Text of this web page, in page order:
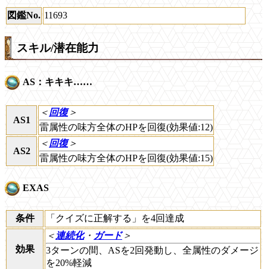
図鑑No. 11693
スキル/潜在能力
AS：キキキ……
AS1
＜回復＞
雷属性の味方全体のHPを回復(効果値:12)
AS2
＜回復＞
雷属性の味方全体のHPを回復(効果値:15)
EXAS
条件 「クイズに正解する」を4回達成
効果
＜連続化・ ガード＞
3ターンの間、ASを2回発動し、全属性のダメージ
を20%軽減